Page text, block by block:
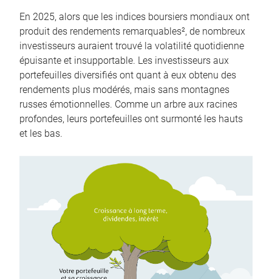
En 2025, alors que les indices boursiers mondiaux ont
produit des rendements remarquables², de nombreux
investisseurs auraient trouvé la volatilité quotidienne
épuisante et insupportable. Les investisseurs aux
portefeuilles diversifiés ont quant à eux obtenu des
rendements plus modérés, mais sans montagnes
russes émotionnelles. Comme un arbre aux racines
profondes, leurs portefeuilles ont surmonté les hauts
et les bas.